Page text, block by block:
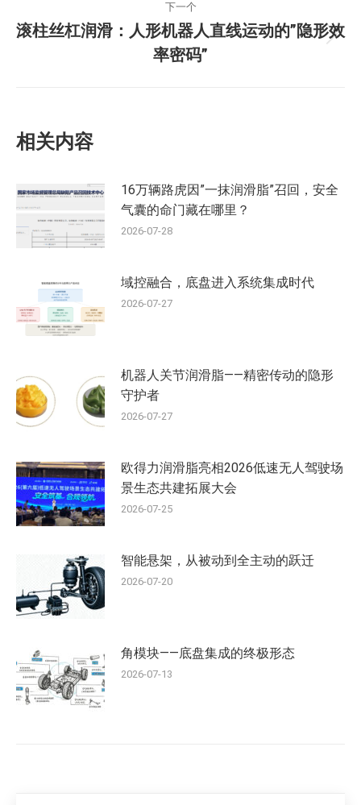
航
下一个
下
一
滚柱丝杠润滑：人形机器人直线运动的”隐形效
率密码”
相关内容
16万辆路虎因”一抹润滑脂”召回，安全
气囊的命门藏在哪里？
2026-07-28
域控融合，底盘进入系统集成时代
2026-07-27
机器人关节润滑脂——精密传动的隐形
守护者
2026-07-27
欧得力润滑脂亮相2026低速无人驾驶场
景生态共建拓展大会
2026-07-25
智能悬架，从被动到全主动的跃迁
2026-07-20
角模块——底盘集成的终极形态
2026-07-13